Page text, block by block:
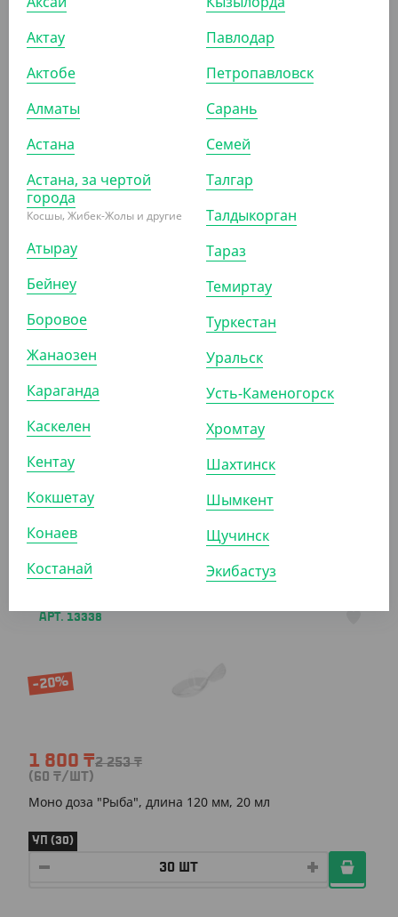
-20%
(47.60₸ /ШТ)
Моно доза "Стандарт", длина 120 мм, 15 мл
УП (30)
АРТ. 13333
-20%
3 590
Фуршетное блюдце "Запятая", 30 мл
УП (50)
АРТ. 13338
-20%
1 800 ₸2 253₸
(60 ₸/ШТ)
Моно доза "Рыба", длина 120 мм, 20 мл
УП (30)
Актау
Актобе
Алматы
Астана
Астана, за чертой
города
Косшы, Жибек-Жолы и другие
Атырау
Бейнеу
Боровое
Жанаозен
Караганда
Каскелен
Кентау
Кокшетау
Конаев
Костанай
Павлодар
Петропавловск
Сарань
Семей
Талгар
Талдыкорган
Тараз
Темиртау
Туркестан
Уральск
Усть-Каменогорск
Хромтау
Шахтинск
Шымкент
Щучинск
Экибастуз